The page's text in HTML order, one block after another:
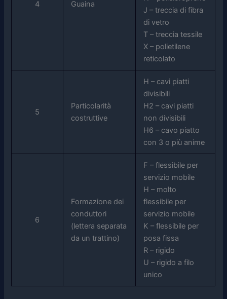
4 Guaina
J – treccia di fibra
di vetro
T – treccia tessile
X – polietilene
reticolato
5
Particolarità
costruttive
H – cavi piatti
divisibili
H2 – cavi piatti
non divisibili
H6 – cavo piatto
con 3 o più anime
6
Formazione dei
conduttori
(lettera separata
da un trattino)
F – flessibile per
servizio mobile
H – molto
flessibile per
servizio mobile
K – flessibile per
posa fissa
R – rigido
U – rigido a filo
unico